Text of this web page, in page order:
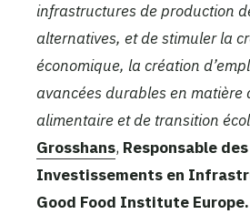
infrastructures de production
alternatives, et de stimuler la
économique, la création
avancées durables en matière
alimentaire et de transition
Grosshans, Responsable des
Investissements en
Good Food Institute Europe.